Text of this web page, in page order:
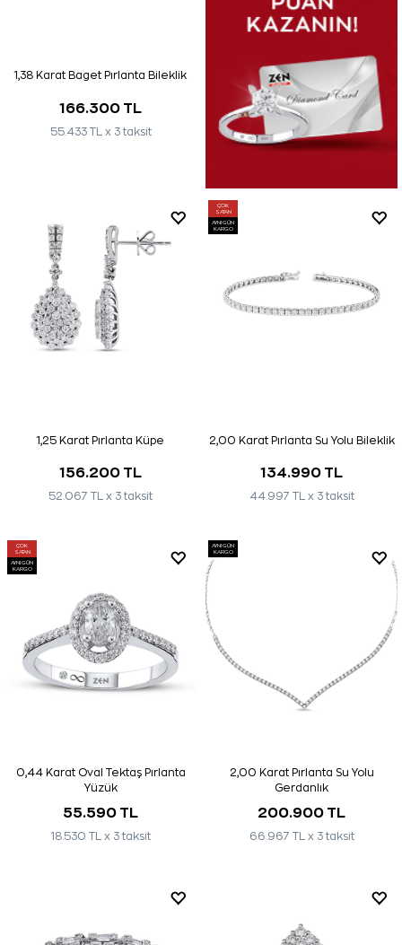
1,38 Karat Baget Pırlanta Bileklik
166.300 TL
55.433 TL x 3 taksit
1,25 Karat Pırlanta Küpe
156.200 TL
52.067 TL x 3 taksit
ÇOK
SATAN
AYNI GÜN
KARGO
2,00 Karat Pırlanta Su Yolu Bileklik
134.990 TL
44.997 TL x 3 taksit
ÇOK
SATAN
AYNI GÜN
KARGO
0,44 Karat Oval Tektaş Pırlanta
Yüzük
55.590 TL
18.530 TL x 3 taksit
AYNI GÜN
KARGO
2,00 Karat Pırlanta Su Yolu
Gerdanlık
200.900 TL
66.967 TL x 3 taksit